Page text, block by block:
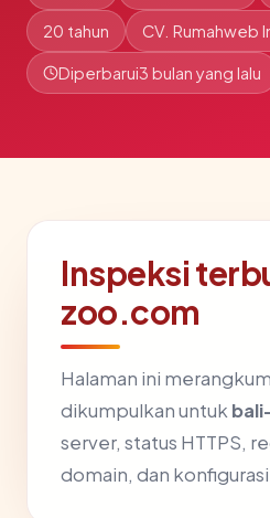
20 tahun CV. Rumahweb
Diperbarui3 bulan yang lalu
Inspeksi
zoo.com
Halaman ini
dikumpulkan untuk
server, status HTTPS,
domain, dan konfigurasi